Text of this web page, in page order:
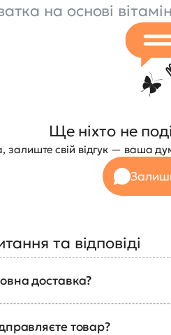
на основі
Ще ніхто не
залиште свій відгук — ваша
та відповіді
доставка?
товар?